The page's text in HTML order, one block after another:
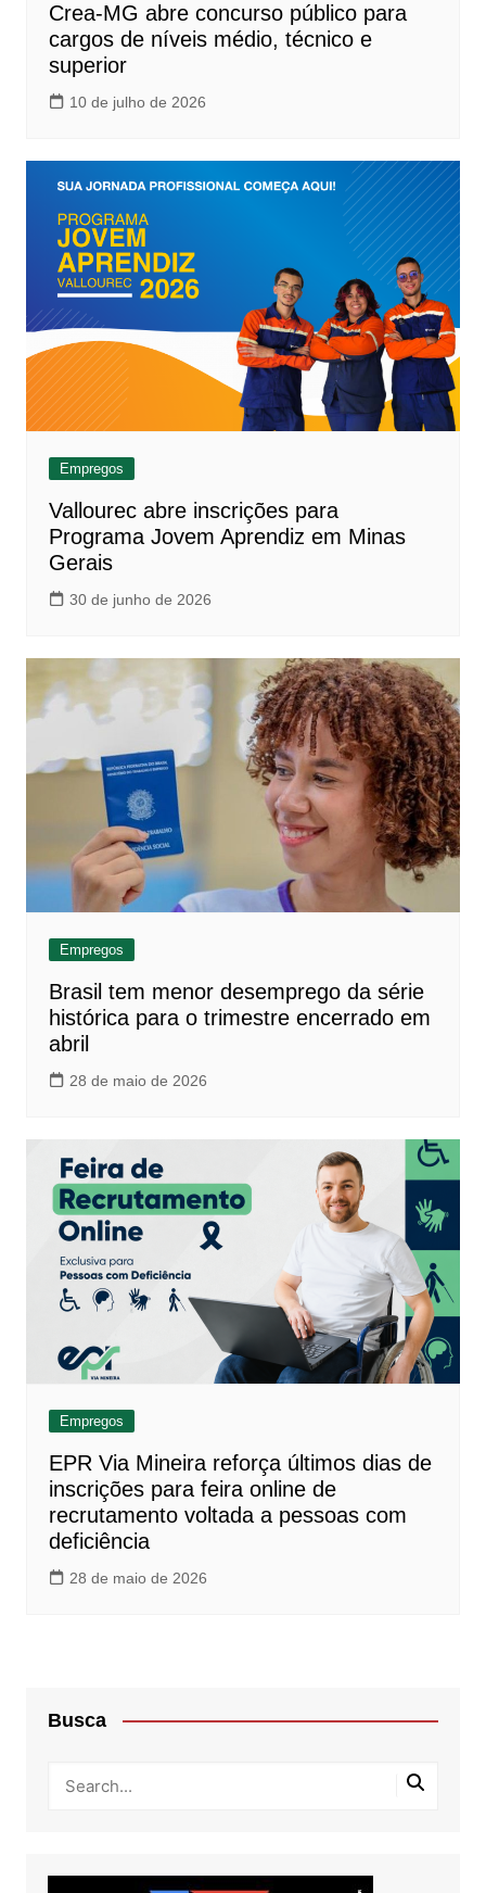
Crea-MG abre concurso público para
cargos de níveis médio, técnico e
superior
10 de julho de 2026
Empregos
Vallourec abre inscrições para
Programa Jovem Aprendiz em Minas
Gerais
30 de junho de 2026
Empregos
Brasil tem menor desemprego da série
histórica para o trimestre encerrado em
abril
28 de maio de 2026
Empregos
EPR Via Mineira reforça últimos dias de
inscrições para feira online de
recrutamento voltada a pessoas com
deficiência
28 de maio de 2026
Busca